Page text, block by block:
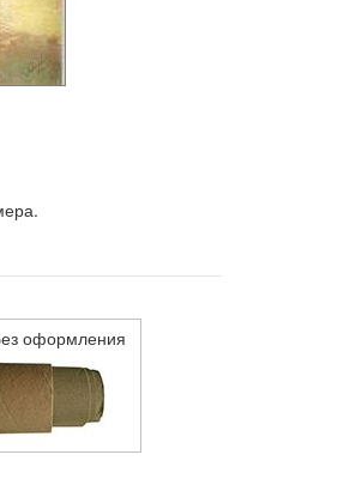
оформления